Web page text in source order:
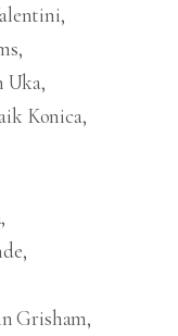
Uka
Konica
Grisham